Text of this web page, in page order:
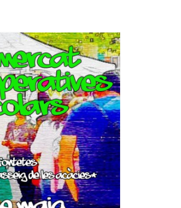
de Comptes
Pública
Serveis i Tràmits